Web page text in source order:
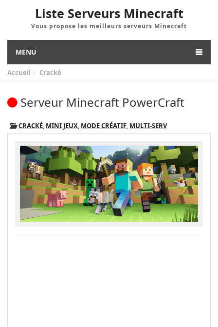
Liste Serveurs Minecraft
Vous propose les meilleurs serveurs Minecraft
MENU
Accueil Cracké
Serveur Minecraft PowerCraft
CRACKÉ, MINI JEUX, MODE CRÉATIF, MULTI-SERV